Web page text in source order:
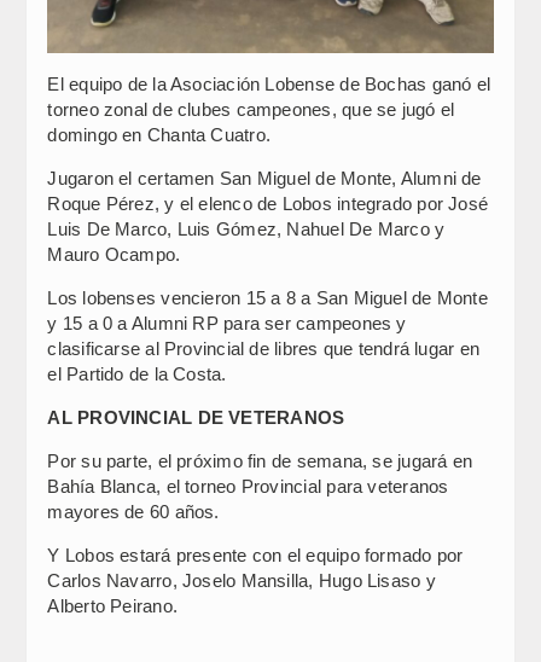
El equipo de la Asociación Lobense de Bochas ganó el
torneo zonal de clubes campeones, que se jugó el
domingo en Chanta Cuatro.
Jugaron el certamen San Miguel de Monte, Alumni de
Roque Pérez, y el elenco de Lobos integrado por José
Luis De Marco, Luis Gómez, Nahuel De Marco y
Mauro Ocampo.
Los lobenses vencieron 15 a 8 a San Miguel de Monte
y 15 a 0 a Alumni RP para ser campeones y
clasificarse al Provincial de libres que tendrá lugar en
el Partido de la Costa.
AL PROVINCIAL DE VETERANOS
Por su parte, el próximo fin de semana, se jugará en
Bahía Blanca, el torneo Provincial para veteranos
mayores de 60 años.
Y Lobos estará presente con el equipo formado por
Carlos Navarro, Joselo Mansilla, Hugo Lisaso y
Alberto Peirano.